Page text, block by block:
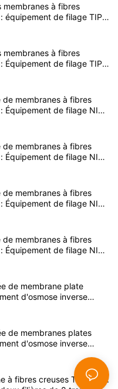
membranes à fibres
équipement de filage TIPS
membranes à fibres
Équipement de filage TIPS
de membranes à fibres
Équipement de filage NIPS
de membranes à fibres
Équipement de filage NIPS
de membranes à fibres
Équipement de filage NIPS
de membranes à fibres
Équipement de filage NIPS
de membrane plate
d'osmose inverse
de membranes plates
d'osmose inverse
à fibres creuses Trustech :